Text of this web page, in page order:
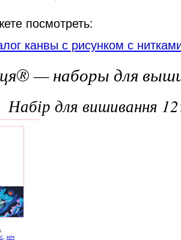
посмотреть:
канвы с рисунком с
— наборы для
набір для вишивання
, ніч